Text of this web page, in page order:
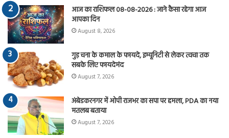
आज का राशिफल 08-08-2026 : जाने कैसा रहेगा आज
आपका दिन
August 8, 2026
गुड़ चना के कमाल के फायदे, इम्यूनिटी से लेकर त्वचा तक
सबके लिए फायदेमंद
August 7, 2026
अंबेडकरनगर में ओपी राजभर का सपा पर हमला, PDA का नया
मतलब बताया
August 7, 2026